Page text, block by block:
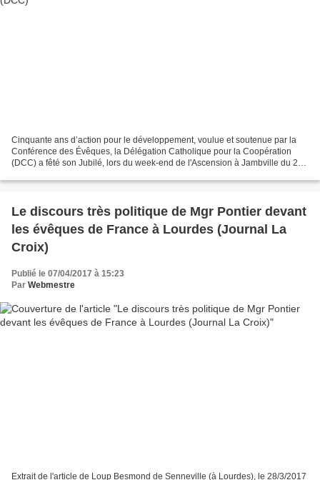
Cinquante ans d’action pour le développement, voulue et soutenue par la
Conférence des Évêques, la Délégation Catholique pour la Coopération
(DCC) a fêté son Jubilé, lors du week-end de l'Ascension à Jambville du 25
Le discours très politique de Mgr Pontier devant
les évêques de France à Lourdes (Journal La
Croix)
Publié le 07/04/2017 à 15:23
Par Webmestre
Extrait de l'article de Loup Besmond de Senneville (à Lourdes), le 28/3/2017